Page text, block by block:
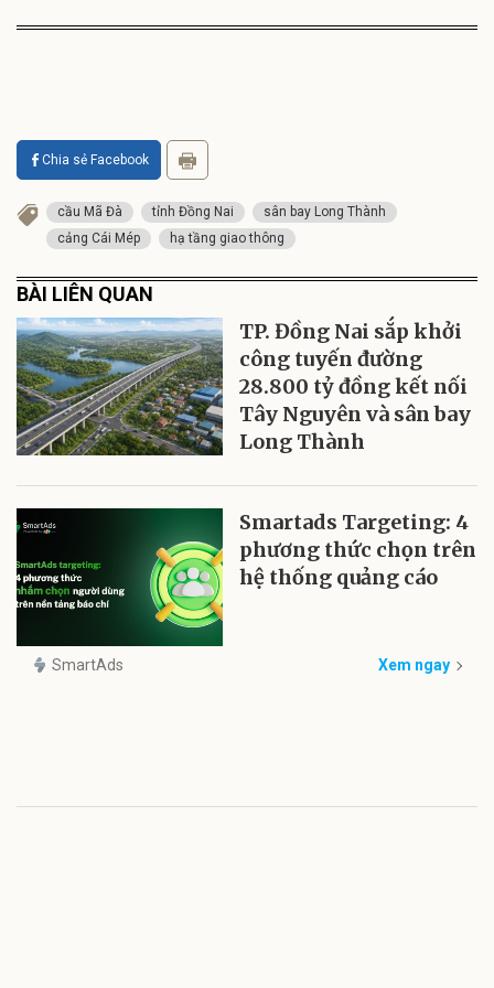
Chia sẻ Facebook
cầu Mã Đà tỉnh Đồng Nai
sân bay Long Thành
cảng Cái Mép
hạ tầng giao thông
BÀI LIÊN QUAN
TP. Đồng Nai sắp khởi
công tuyến đường
28.800 tỷ đồng kết nối
Tây Nguyên và sân bay
Long Thành
Smartads Targeting: 4
phương thức chọn trên
hệ thống quảng cáo
SmartAds Xem ngay